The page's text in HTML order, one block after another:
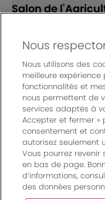
Salon de
Suivez-nous
© Bordeaux Events
20088 -
Règlement
Un événement
Charte de
Nous
Nous utilisons des
meilleure
fonctionnalités et
nous permettent de
services adaptés à
Accepter et fermer »
consentement et
autorisez seulement
Vous pourrez
en bas de page.
d’informations,
des données